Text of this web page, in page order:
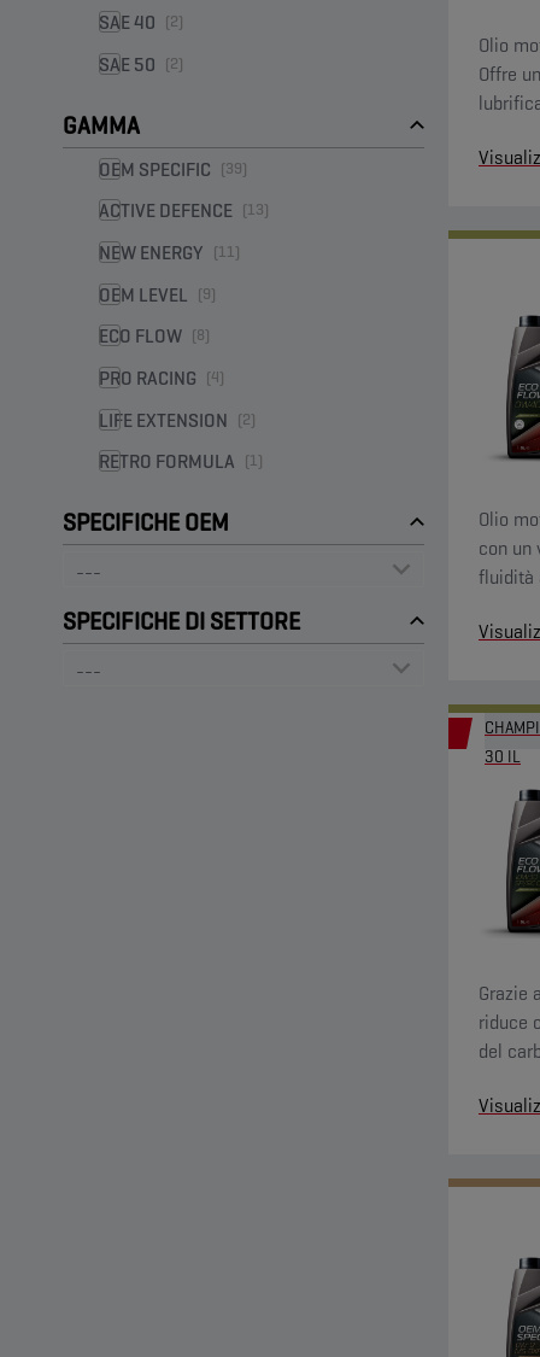
SAE 40 (2)
SAE 50 (2)
GAMMA
OEM SPECIFIC (39)
ACTIVE DEFENCE (13)
NEW ENERGY (11)
OEM LEVEL (9)
ECO FLOW (8)
PRO RACING (4)
LIFE EXTENSION (2)
RETRO FORMULA (1)
SPECIFICHE OEM
SPECIFICHE DI SETTORE
Olio
Offre
Olio
con un
fluidità
minimo
30 IL
Grazie
riduce
del